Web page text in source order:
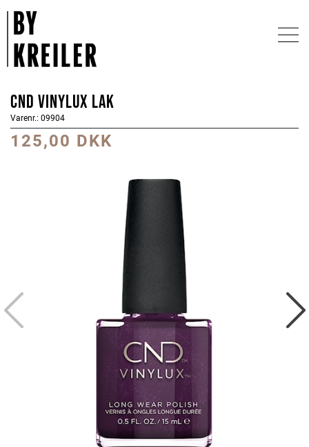
CND Vinylux Lak
Varenr.: 09904
125,00 DKK